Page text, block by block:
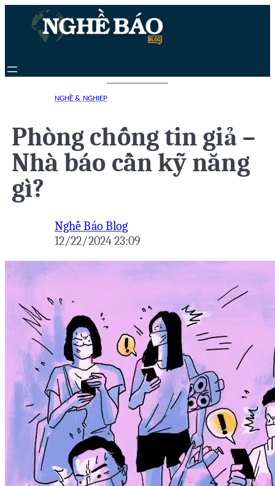
Chuyển
dung
NGHỀ & NGHIỆP
Phòng chống tin giả –
Nhà báo cần kỹ năng
gì?
Nghề Báo Blog
12/22/2024 23:09